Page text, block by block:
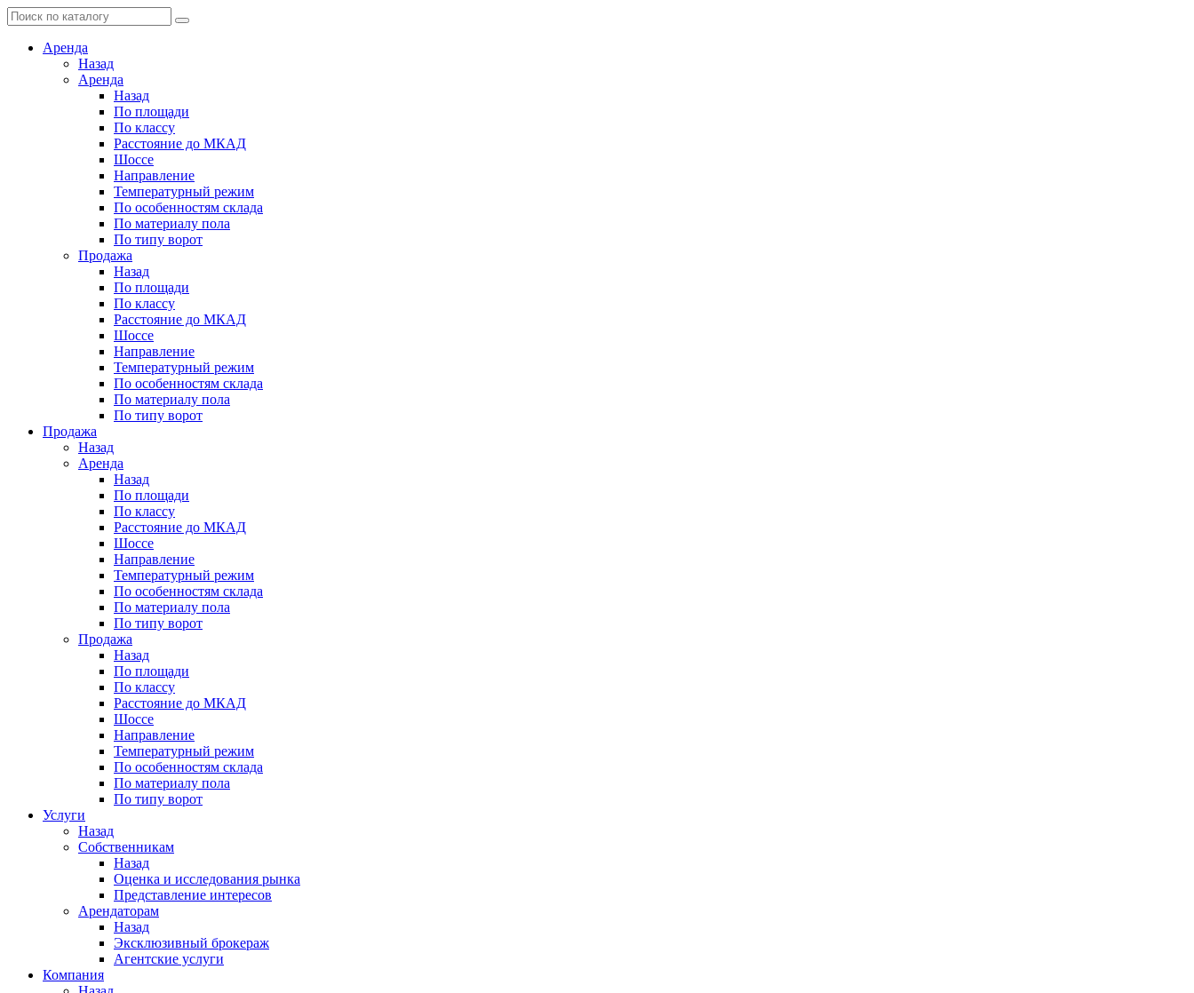
Аренда
Назад
Аренда
Назад
По площади
По классу
Расстояние до МКАД
Шоссе
Направление
Температурный режим
По особенностям склада
По материалу пола
По типу ворот
Продажа
Назад
По площади
По классу
Расстояние до МКАД
Шоссе
Направление
Температурный режим
По особенностям склада
По материалу пола
По типу ворот
Продажа
Назад
Аренда
Назад
По площади
По классу
Расстояние до МКАД
Шоссе
Направление
Температурный режим
По особенностям склада
По материалу пола
По типу ворот
Продажа
Назад
По площади
По классу
Расстояние до МКАД
Шоссе
Направление
Температурный режим
По особенностям склада
По материалу пола
По типу ворот
Услуги
Назад
Собственникам
Назад
Оценка и исследования рынка
Представление интересов
Арендаторам
Назад
Эксклюзивный брокераж
Агентские услуги
Компания